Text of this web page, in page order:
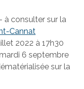
à consulter sur la
Cannat
2022 à 17h30
6 septembre
sur la